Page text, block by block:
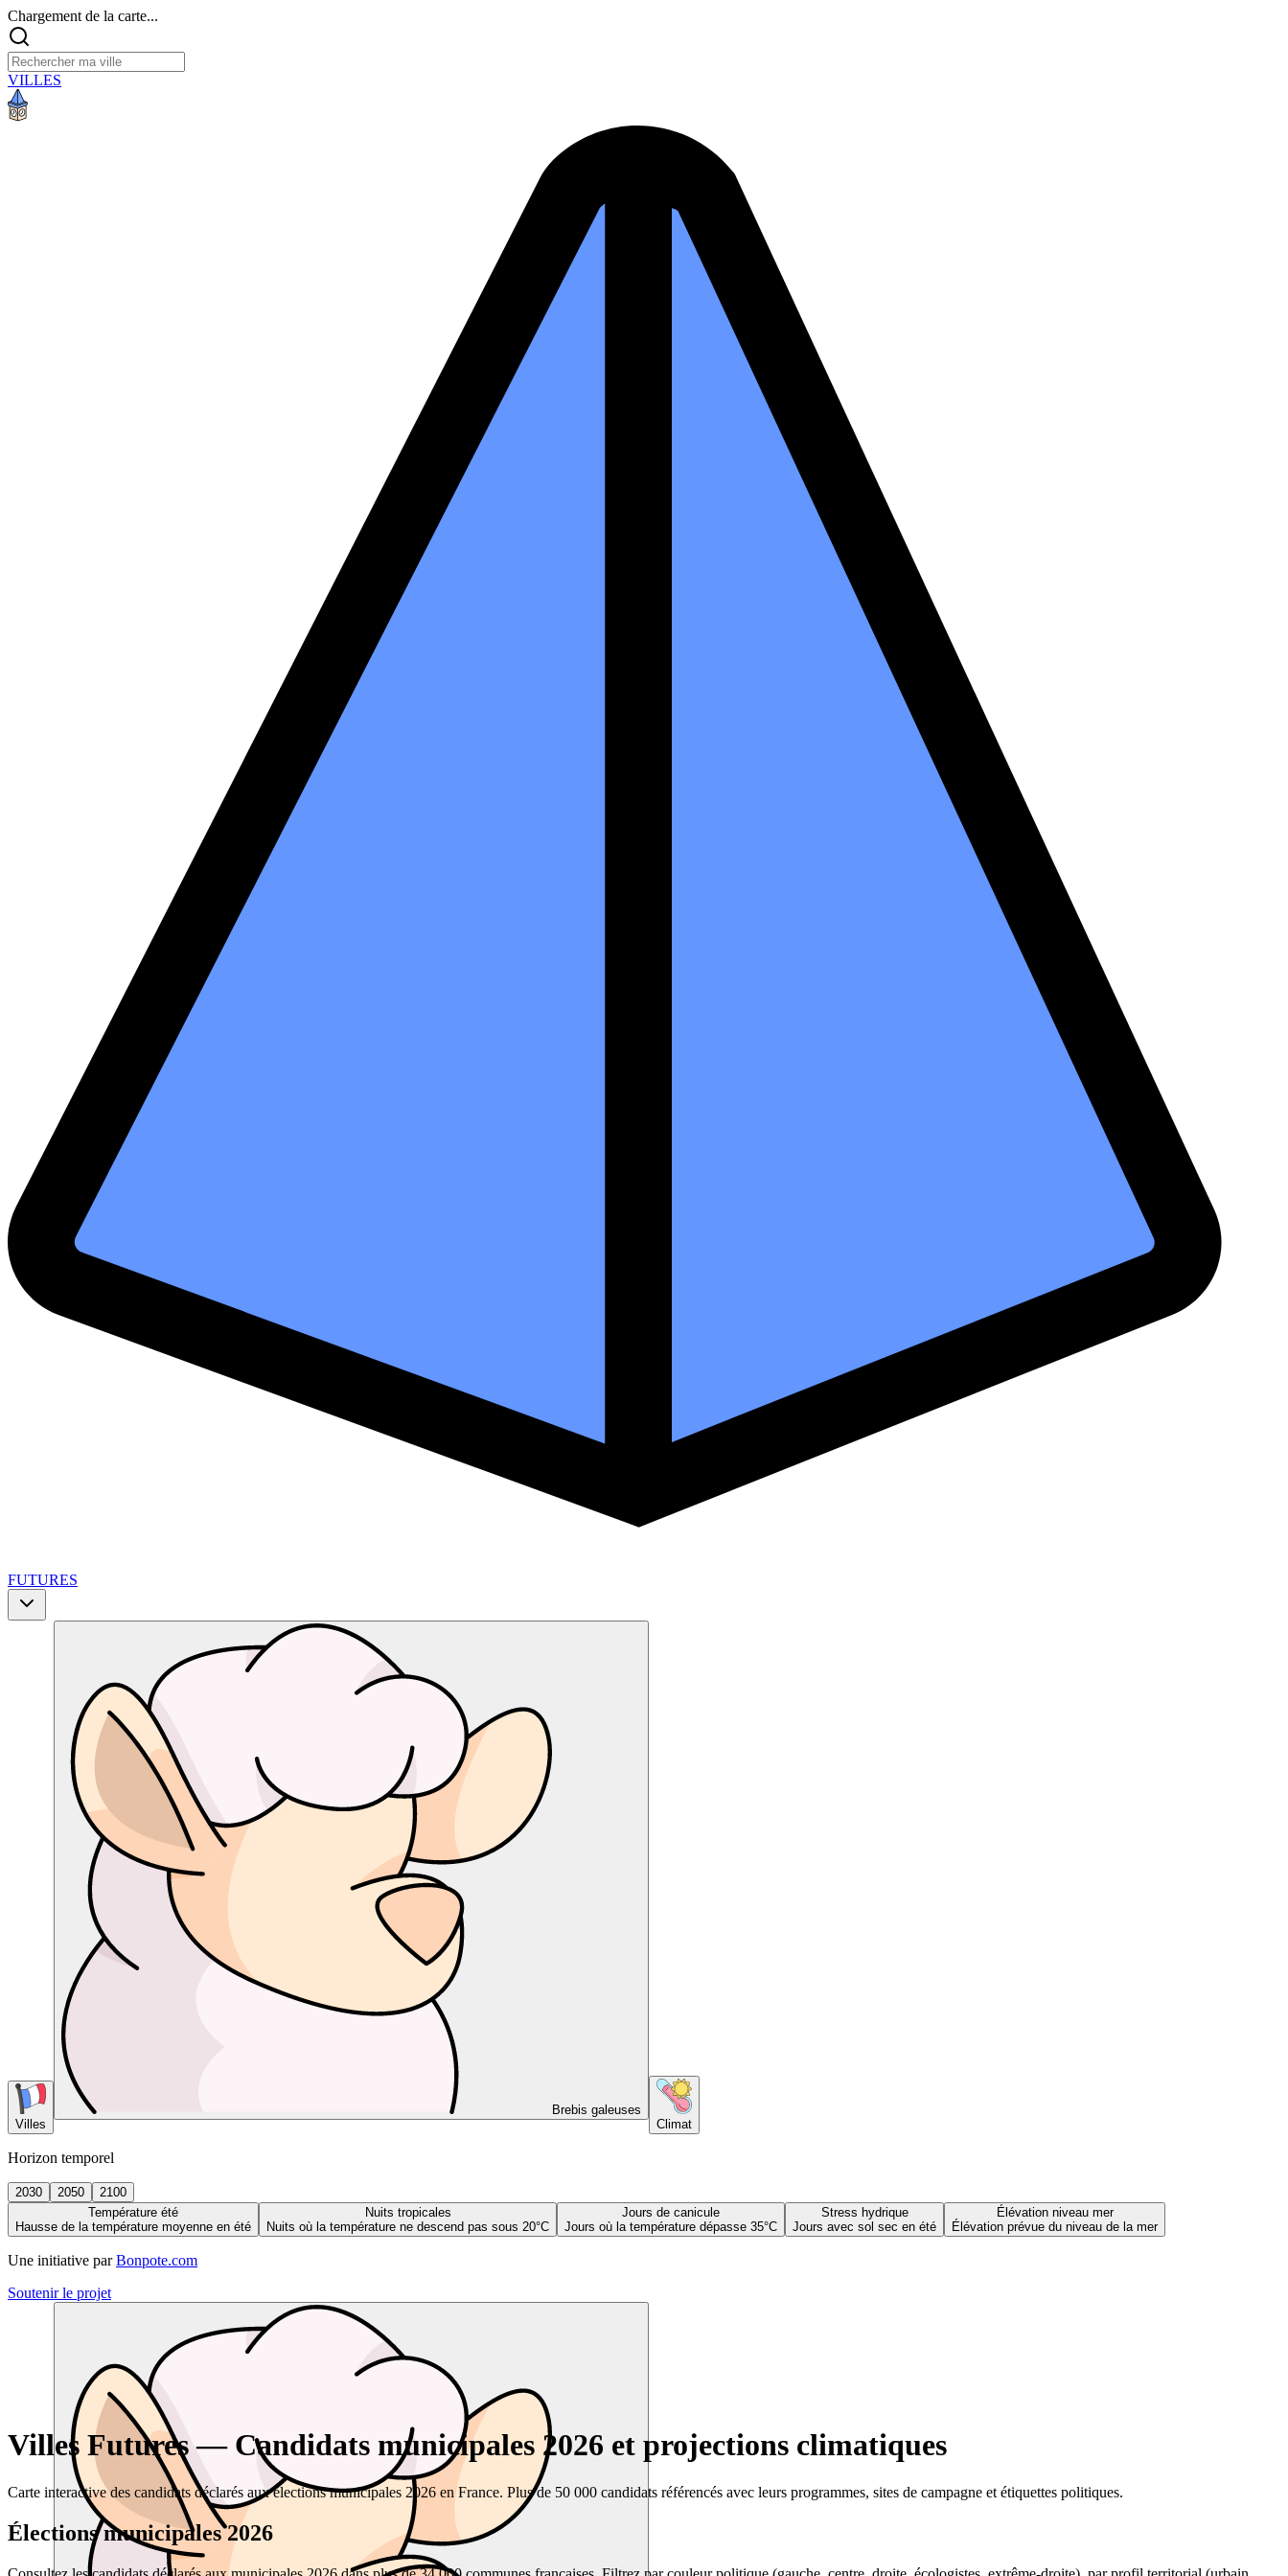
Chargement de la carte...
VILLES
FUTURES
Villes
Brebis galeuses
Climat
Horizon temporel
2030 2050
2100
Température été
Hausse de la température moyenne en été
Nuits tropicales
Nuits où la température ne descend pas sous 20°C
Jours de canicule
Jours où la température dépasse 35°C
Stress hydrique
Jours avec sol sec en été
Élévation niveau mer
Élévation prévue du niveau de la mer
Une initiative par Bonpote.com
Soutenir le projet
Villes Futures — Candidats municipales 2026 et projections climatiques
Carte interactive des candidats déclarés aux élections municipales 2026 en France. Plus de 50 000 candidats référencés avec leurs programmes, sites de campagne et étiquettes politiques.
Élections municipales 2026